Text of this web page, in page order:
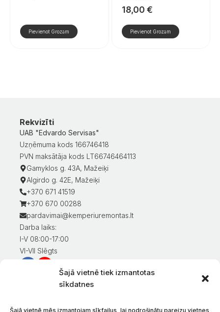
Šajā vietnē tiek izmantotas
sīkdatnes
Šajā vietnē mēs izmantojam sīkfailus, lai nodrošinātu pareizu vietnes
Pievienot Grozam
18,00 €
Pievienot Grozam
Rekvizīti
UAB "Edvardo Servisas"
Uzņēmuma kods 166746418
PVN maksātāja kods LT66746464113
Gamyklos g. 43A, Mažeiķi
Algirdo g. 42E, Mažeiķi
+370 671 41519
+370 670 00288
pardavimai@kemperiuremontas.lt
Darba laiks:
I-V 08:00-17:00
VI-VII Slēgts
Informācija klientiem